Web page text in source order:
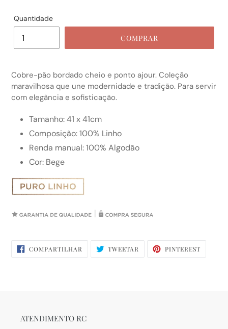
Quantidade
COMPRAR
Cobre-pão bordado cheio e ponto ajour. Coleção
maravilhosa que une modernidade e tradição. Para servir
com elegância e sofisticação.
Tamanho: 41 x 41cm
Composição: 100% Linho
Renda manual: 100% Algodão
Cor: Bege
COMPARTILHAR COMPARTILHAR
NO
TWEETAR TWEETARPINTERESTPIN
ATENDIMENTO RC